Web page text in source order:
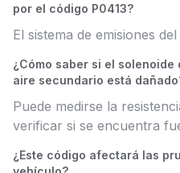
por el código P0413?
El sistema de emisiones
¿Cómo saber si el
aire secundario está
Puede medirse la
verificar si se encuentra
¿Este código afectará las